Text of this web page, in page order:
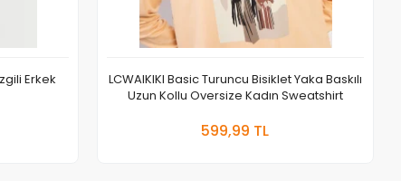
Erkek
LCWAIKIKI Basic Turuncu Bisiklet Yaka Baskılı
Uzun Kollu Oversize Kadın Sweatshirt
599,99 TL